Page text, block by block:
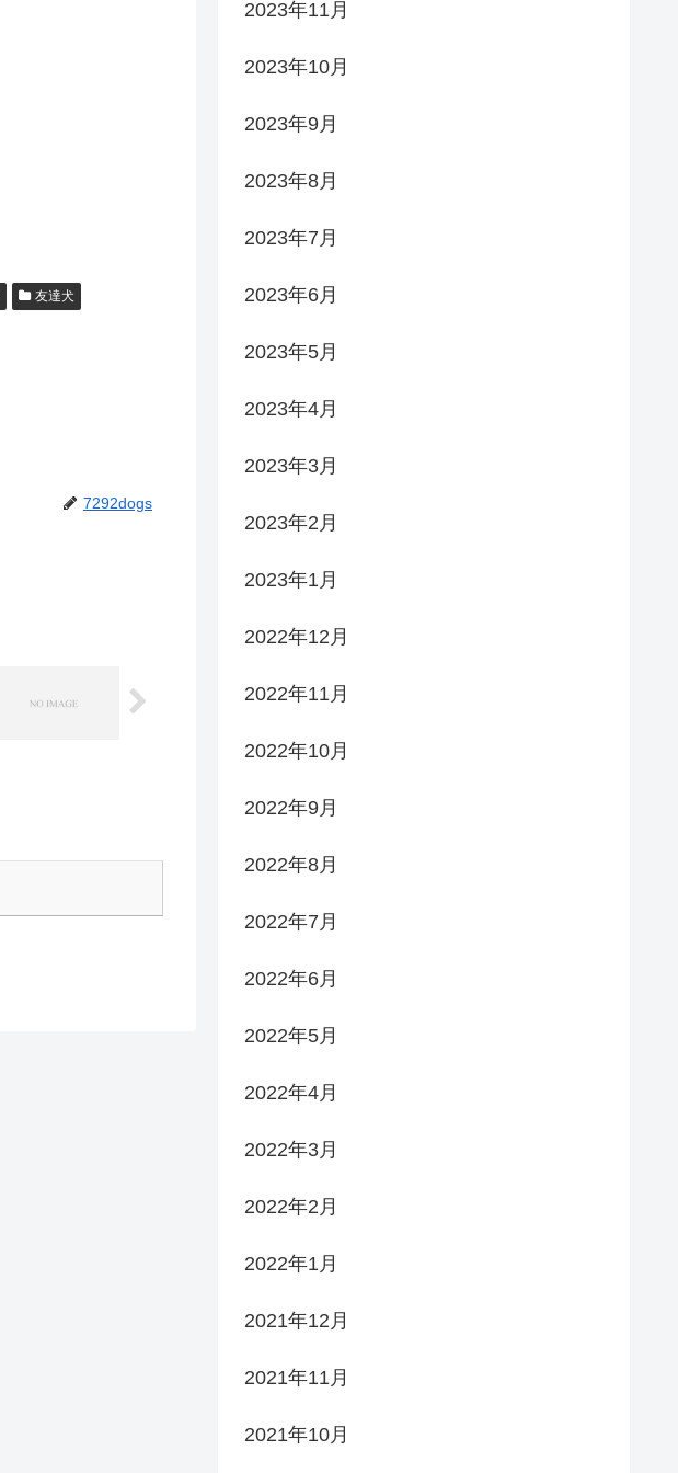
友達犬
7292dogs
2023年11月
2023年10月
2023年9月
2023年8月
2023年7月
2023年6月
2023年5月
2023年4月
2023年3月
2023年2月
2023年1月
2022年12月
2022年11月
2022年10月
2022年9月
2022年8月
2022年7月
2022年6月
2022年5月
2022年4月
2022年3月
2022年2月
2022年1月
2021年12月
2021年11月
2021年10月